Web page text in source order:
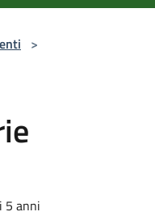
>
5 anni